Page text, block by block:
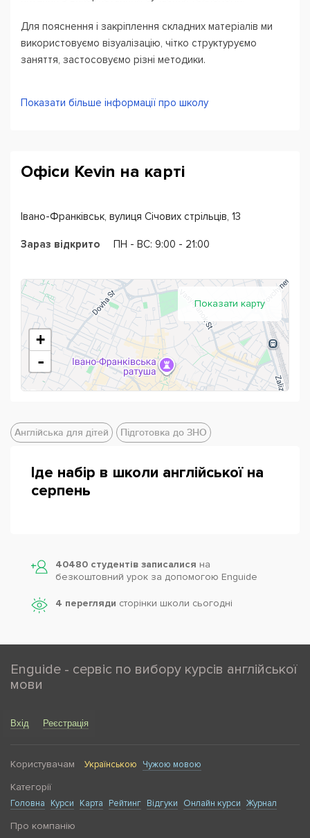
Для пояснення і закріплення складних матеріалів ми
використовуємо візуалізацію, чітко структуруємо
заняття, застосовуємо різні методики.
Показати більше інформації про школу
Офіси Kevin на карті
Івано-Франківськ, вулиця Січових стрільців, 13
Зараз відкрито ПН - ВС: 9:00 - 21:00
Показати карту
+
-
Англійська для дітей Підготовка до ЗНО
Іде набір в школи англійської на
серпень
40480 студентів записалися на
безкоштовний урок за допомогою Enguide
4 перегляди сторінки школи cьогодні
Enguide - сервіс по вибору курсів англійської
мови
Вхід Реєстрація
Користувачам Українською Чужою мовою
Категорії
Головна Курси Карта Рейтинг Відгуки Онлайн курси Журнал
Про компанію